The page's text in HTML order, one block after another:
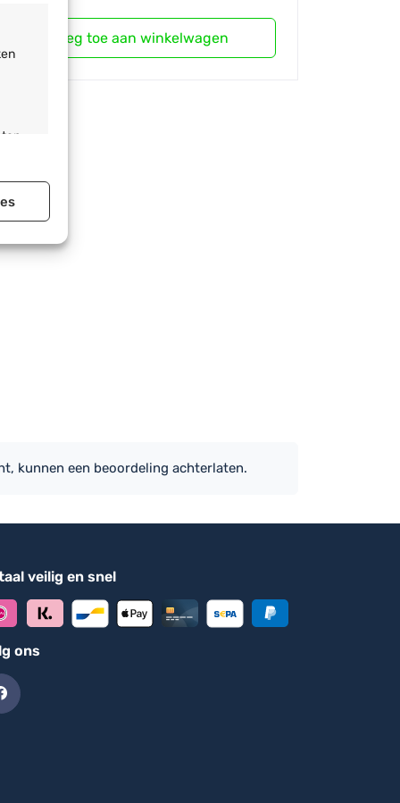
actief
Voeg toe aan winkelwagen
kunnen een beoordeling achterlaten.
veilig en snel
ons